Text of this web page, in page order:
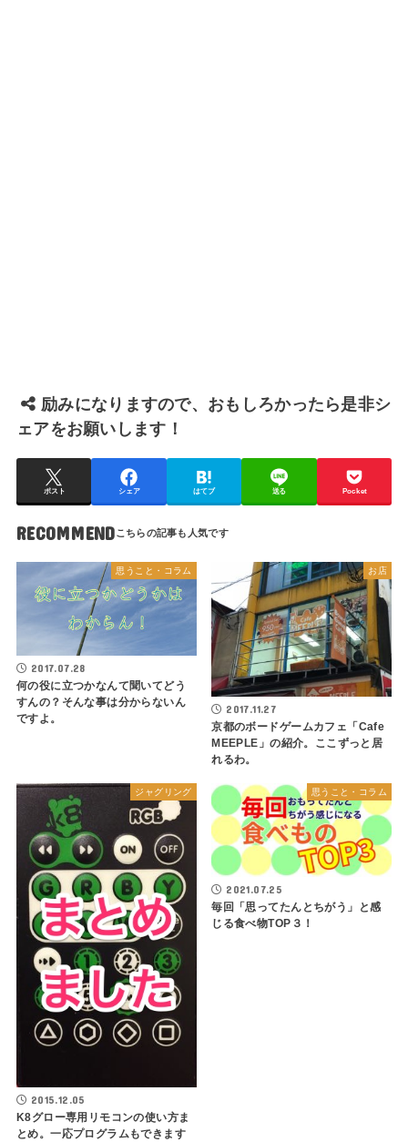
励みになりますので、おもしろかったら是非シ
ェアをお願いします！
ポスト シェア はてブ 送る Pocket
RECOMMEND
思うこと・コラム
2017.07.28
何の役に立つかなんて聞いてどう
すんの？そんな事は分からないん
ですよ。
お店
2017.11.27
京都のボードゲームカフェ「Cafe
MEEPLE」の紹介。ここずっと居
れるわ。
ジャグリング
2015.12.05
K8グロー専用リモコンの使い方ま
とめ。一応プログラムもできます
思うこと・コラム
2021.07.25
毎回「思ってたんとちがう」と感
じる食べ物TOP３！